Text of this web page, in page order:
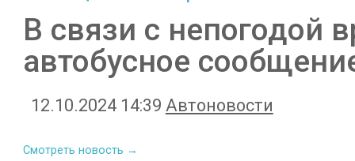
В связи с непогодой
автобусное
12.10.2024 14:39 Автоновости
Смотреть новость →